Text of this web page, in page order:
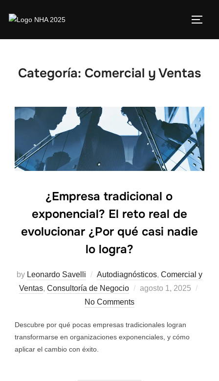
Categoría: Comercial y Ventas
¿Empresa tradicional o
exponencial? El reto real de
evolucionar ¿Por qué casi nadie
lo logra?
by Leonardo Savelli Autodiagnósticos, Comercial y
Ventas, Consultoría de Negocio
agosto 1, 2025
No Comments
Descubre por qué pocas empresas tradicionales logran
transformarse en organizaciones exponenciales, y cómo
aplicar el cambio con éxito.